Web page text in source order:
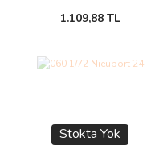
1.109,88 TL
Stokta Yok